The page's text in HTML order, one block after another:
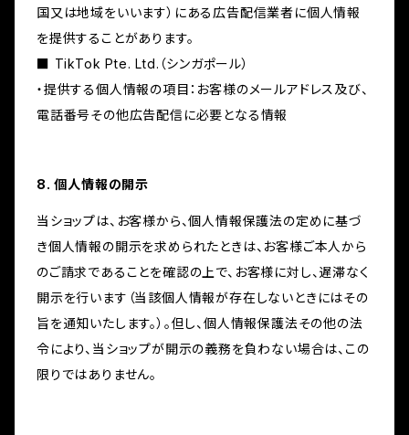
国又は地域をいいます）にある広告配信業者に個人情報
を提供することがあります。
■ TikTok Pte. Ltd.（シンガポール）
・提供する個人情報の項目：お客様のメールアドレス及び、
電話番号その他広告配信に必要となる情報
8. 個人情報の開示
当ショップは、お客様から、個人情報保護法の定めに基づ
き個人情報の開示を求められたときは、お客様ご本人から
のご請求であることを確認の上で、お客様に対し、遅滞なく
開示を行います（当該個人情報が存在しないときにはその
旨を通知いたします。）。但し、個人情報保護法その他の法
令により、当ショップが開示の義務を負わない場合は、この
限りではありません。